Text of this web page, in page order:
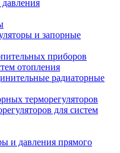
давления
и запорные
приборов
отопления
радиаторные
терморегуляторов
для систем
и давления прямого